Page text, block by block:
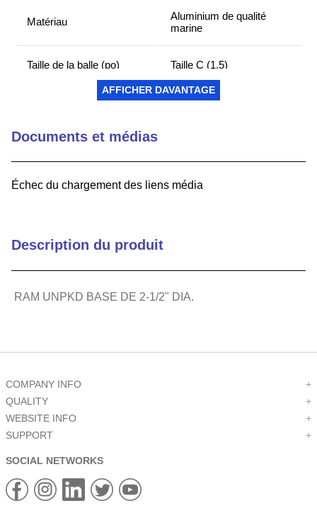
Matériau
Aluminium de qualité
marine
Taille de la balle (po) Taille C (1,5)
AMPÈRES 4 trous :
AFFICHER DAVANTAGE
Documents et médias
Échec du chargement des liens média
Description du produit
RAM UNPKD BASE DE 2-1/2" DIA.
COMPANY INFO
+
QUALITY
+
WEBSITE INFO
+
SUPPORT
+
SOCIAL NETWORKS